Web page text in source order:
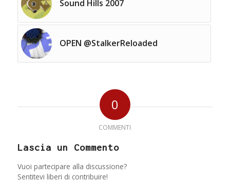
Sound Hills 2007
OPEN @StalkerReloaded
0
COMMENTI
Lascia un Commento
Vuoi partecipare alla discussione?
Sentitevi liberi di contribuire!